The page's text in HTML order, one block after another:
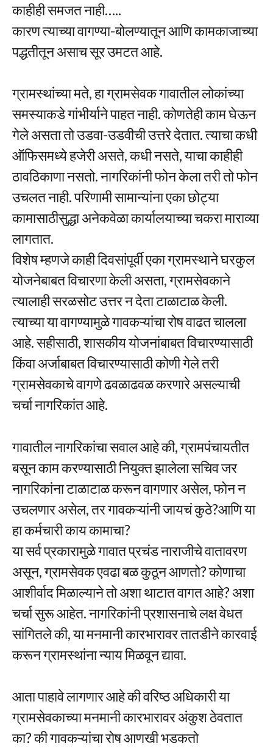
काहीही समजत नाही…..
कारण त्याच्या वागण्या-बोलण्यातून आणि कामकाजाच्या
पद्धतीतून असाच सूर उमटत आहे.
ग्रामस्थांच्या मते, हा ग्रामसेवक गावातील लोकांच्या
समस्याकडे गांभीर्याने पाहत नाही. कोणतेही काम घेऊन
गेले असता तो उडवा-उडवीची उत्तरे देतात. त्याचा कधी
ऑफिसमध्ये हजेरी असते, कधी नसते, याचा काहीही
ठावठिकाणा नसतो. नागरिकांनी फोन केला तरी तो फोन
उचलत नाही. परिणामी सामान्यांना एका छोट्या
कामासाठीसुद्धा अनेकवेळा कार्यालयाच्या चकरा माराव्या
लागतात.
विशेष म्हणजे काही दिवसांपूर्वी एका ग्रामस्थाने घरकुल
योजनेबाबत विचारणा केली असता, ग्रामसेवकाने
त्यालाही सरळसोट उत्तर न देता टाळाटाळ केली.
त्याच्या या वागण्यामुळे गावकऱ्यांचा रोष वाढत चालला
आहे. सहीसाठी, शासकीय योजनांबाबत विचारण्यासाठी
किंवा अर्जाबाबत विचारण्यासाठी कोणी गेले तरी
ग्रामसेवकाचे वागणे ढवळाढवळ करणारे असल्याची
चर्चा नागरिकांत आहे.
गावातील नागरिकांचा सवाल आहे की, ग्रामपंचायतीत
बसून काम करण्यासाठी नियुक्त झालेला सचिव जर
नागरिकांना टाळाटाळ करून वागणार असेल, फोन न
उचलणार असेल, तर गावकऱ्यांनी जायचं कुठे?आणि या
हा कर्मचारी काय कामाचा?
या सर्व प्रकारामुळे गावात प्रचंड नाराजीचे वातावरण
असून, ग्रामसेवक एवढा बळ कुठून आणतो? कोणाचा
आशीर्वाद मिळाल्याने तो अशा थाटात वागत आहे? अशा
चर्चा सुरू आहेत. नागरिकांनी प्रशासनाचे लक्ष वेधत
सांगितले की, या मनमानी कारभारावर तातडीने कारवाई
करून ग्रामस्थांना न्याय मिळवून द्यावा.
आता पाहावे लागणार आहे की वरिष्ठ अधिकारी या
ग्रामसेवकाच्या मनमानी कारभारावर अंकुश ठेवतात
का? की गावकऱ्यांचा रोष आणखी भडकतो